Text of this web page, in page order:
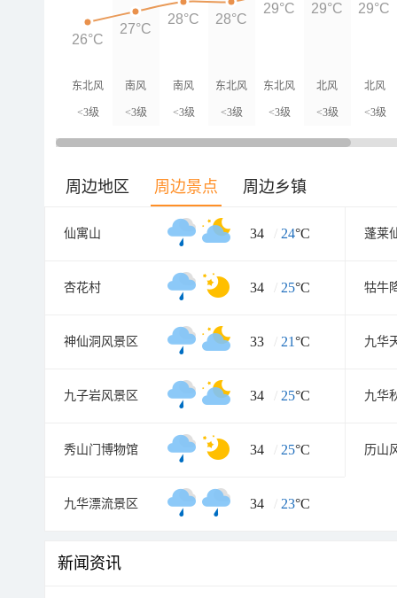
东北风
<3级
南风
<3级
南风
<3级
东北风
<3级
东北风
<3级
北风
<3级
北风
<3级
26°C
27°C
28°C 28°C
29°C 29°C 29°C
周边地区 周边景点 周边乡镇
仙寓山 34 / 24°C 蓬莱
杏花村 34 / 25°C 牯牛
神仙洞风景区 33 / 21°C 九华
九子岩风景区 34 / 25°C
秀山门博物馆 34 / 25°C 历山
九华漂流景区 34 / 23°C
新闻资讯